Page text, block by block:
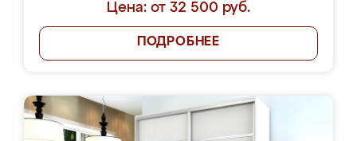
Цена: от 32 500 руб.
ПОДРОБНЕЕ